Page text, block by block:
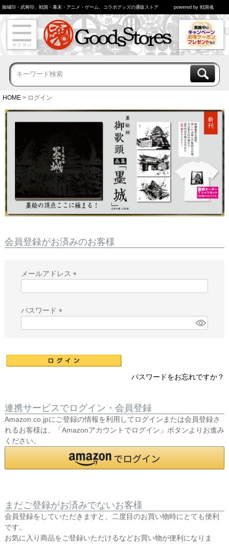
御城印・武将印、戦国・幕末・アニメ・ゲーム、コラボグッズの通販ストア powered by 戦国魂
HOME ログイン
会員登録がお済みのお客様
メールアドレス
)
パスワード
)
パスワードをお忘れですか？
連携サービスでログイン・会員登録
Amazon.co.jpにご登録の情報を利用してログインまたは会員登録さ
れるお客様は、「Amazonアカウントでログイン」ボタンよりお進み
ください。
まだご登録がお済みでないお客様
会員登録をしていただきますと、二度目のお買い物時にとても便利
です。
お気に入り商品をご登録いただけるなどお買い物が便利になりま